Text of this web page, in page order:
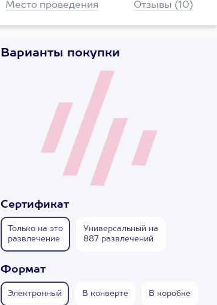
Место проведения Отзывы (10)
Варианты покупки
Сертификат
Только на это
развлечение
Универсальный на
887 развлечений
Формат
Электронный В конверте В коробке